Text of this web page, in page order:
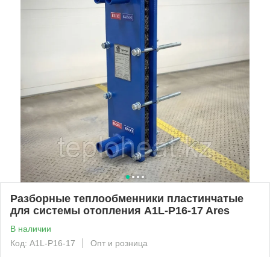
Разборные теплообменники пластинчатые
для системы отопления A1L-P16-17 Ares
В наличии
Код: A1L-P16-17
Опт и розница